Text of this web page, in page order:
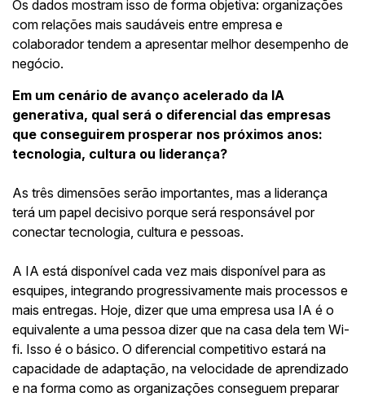
Os dados mostram isso de forma objetiva: organizações
com relações mais saudáveis entre empresa e
colaborador tendem a apresentar melhor desempenho de
negócio.
Em um cenário de avanço acelerado da IA
generativa, qual será o diferencial das empresas
que conseguirem prosperar nos próximos anos:
tecnologia, cultura ou liderança?
As três dimensões serão importantes, mas a liderança
terá um papel decisivo porque será responsável por
conectar tecnologia, cultura e pessoas.
A IA está disponível cada vez mais disponível para as
esquipes, integrando progressivamente mais processos e
mais entregas. Hoje, dizer que uma empresa usa IA é o
equivalente a uma pessoa dizer que na casa dela tem Wi-
fi. Isso é o básico. O diferencial competitivo estará na
capacidade de adaptação, na velocidade de aprendizado
e na forma como as organizações conseguem preparar